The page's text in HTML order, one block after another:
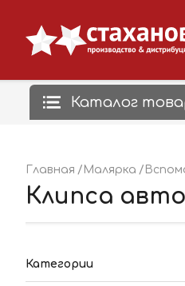
Каталог
Главная Малярка
Клипса
Категории